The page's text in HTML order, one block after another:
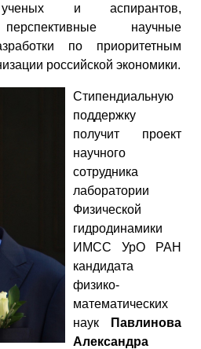
и аспирантов,
научные
по приоритетным
российской экономики.
Стипендиальную
поддержку
получит проект
научного
сотрудника
лаборатории
Физической
гидродинамики
ИМСС УрО РАН
кандидата
физико-
математических
наук
Павлинова
Александра